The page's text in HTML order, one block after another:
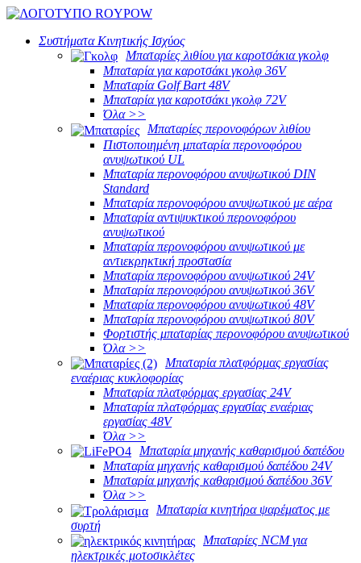
Συστήματα Κινητικής Ισχύος
Μπαταρίες λιθίου για καροτσάκια γκολφ
Μπαταρία για καροτσάκι γκολφ 36V
Μπαταρία Golf Bart 48V
Μπαταρία για καροτσάκι γκολφ 72V
Όλα >>
Μπαταρίες περονοφόρων λιθίου
Πιστοποιημένη μπαταρία περονοφόρου
ανυψωτικού UL
Μπαταρία περονοφόρου ανυψωτικού DIN
Standard
Μπαταρία περονοφόρου ανυψωτικού με αέρα
Μπαταρία αντιψυκτικού περονοφόρου
ανυψωτικού
Μπαταρία περονοφόρου ανυψωτικού με
αντιεκρηκτική προστασία
Μπαταρία περονοφόρου ανυψωτικού 24V
Μπαταρία περονοφόρου ανυψωτικού 36V
Μπαταρία περονοφόρου ανυψωτικού 48V
Μπαταρία περονοφόρου ανυψωτικού 80V
Φορτιστής μπαταρίας περονοφόρου ανυψωτικού
Όλα >>
Μπαταρία πλατφόρμας εργασίας
εναέριας κυκλοφορίας
Μπαταρία πλατφόρμας εργασίας 24V
Μπαταρία πλατφόρμας εργασίας εναέριας
εργασίας 48V
Όλα >>
Μπαταρία μηχανής καθαρισμού δαπέδου
Μπαταρία μηχανής καθαρισμού δαπέδου 24V
Μπαταρία μηχανής καθαρισμού δαπέδου 36V
Όλα >>
Μπαταρία κινητήρα ψαρέματος με
συρτή
Μπαταρίες NCM για
ηλεκτρικές μοτοσικλέτες